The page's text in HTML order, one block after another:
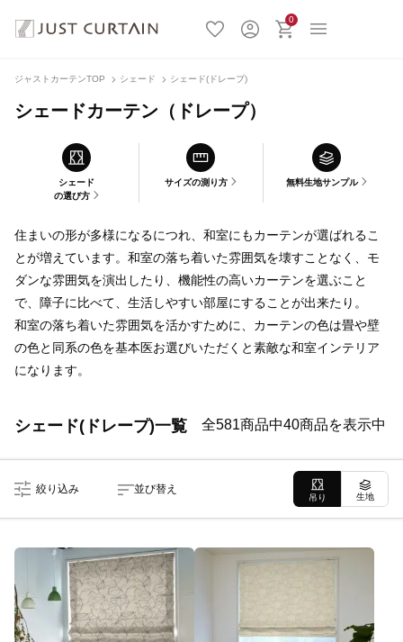
0
ジャストカーテンTOP シェード シェード(ドレープ)
シェードカーテン（ドレープ）
シェード
の選び方
サイズの測り方 無料生地サンプル
住まいの形が多様になるにつれ、和室にもカーテンが選ばれるこ
とが増えています。和室の落ち着いた雰囲気を壊すことなく、モ
ダンな雰囲気を演出したり、機能性の高いカーテンを選ぶこと
で、障子に比べて、生活しやすい部屋にすることが出来たり。
和室の落ち着いた雰囲気を活かすために、カーテンの色は畳や壁
の色と同系の色を基本医お選びいただくと素敵な和室インテリア
になります。
シェード(ドレープ)一覧 全581商品中40商品を表示中
絞り込み 並び替え
吊り 生地